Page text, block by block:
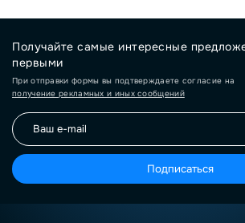
Получайте самые интересные
первыми
При отправки формы вы подтверждаете согласие на
получение рекламных и иных сообщений
Подписаться